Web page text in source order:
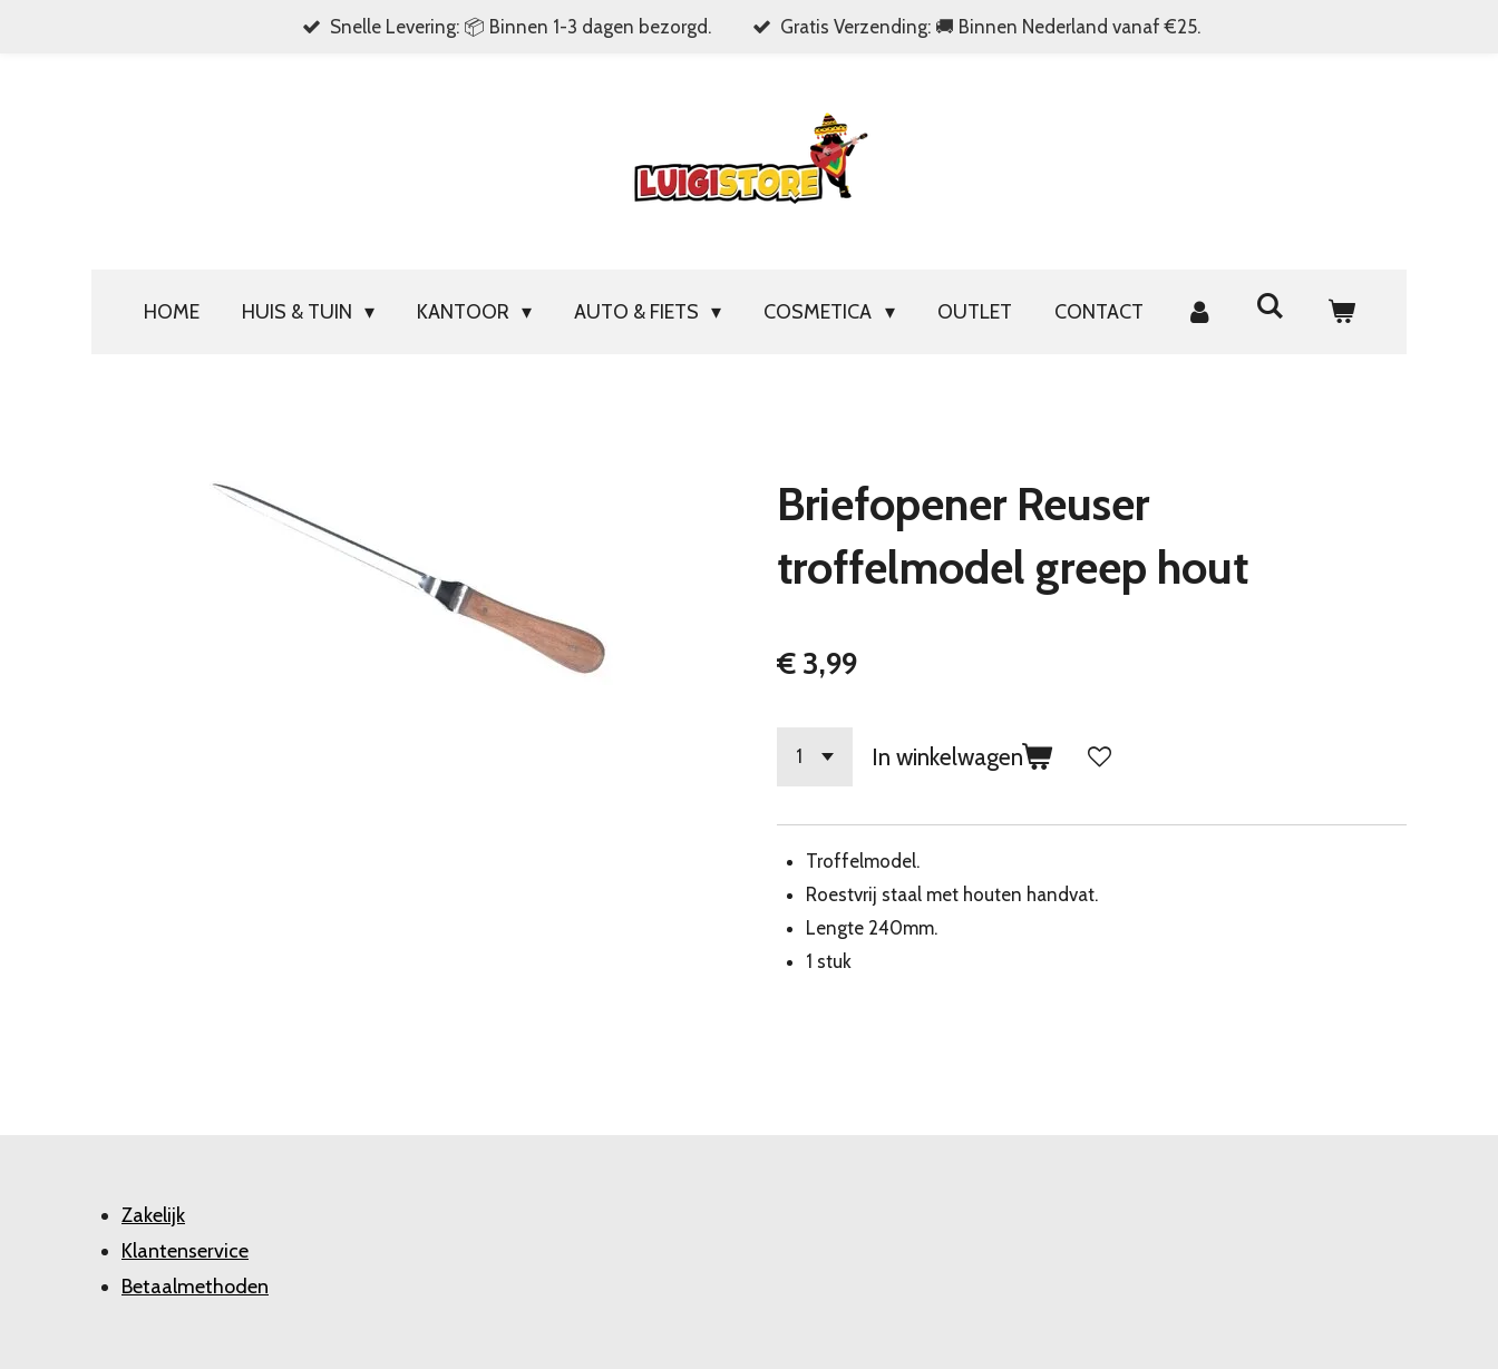
Snelle Levering: 📦 Binnen 1-3 dagen bezorgd. Gratis Verzending: 🚚 Binnen Nederland vanaf €25.
HOME HUIS & TUIN KANTOOR AUTO & FIETS COSMETICA OUTLET CONTACT
Briefopener Reuser
troffelmodel greep hout
€ 3,99
In winkelwagen
Troffelmodel.
Roestvrij staal met houten handvat.
Lengte 240mm.
1 stuk
Zakelijk
Klantenservice
Betaalmethoden